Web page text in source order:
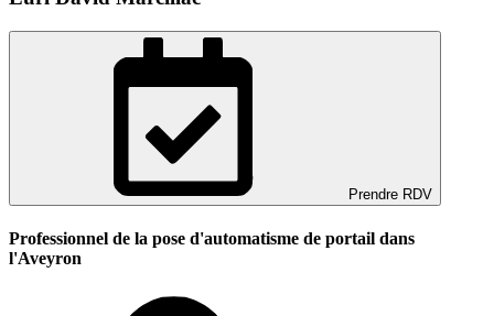
Prendre RDV
Professionnel de la pose d'automatisme de portail dans
l'Aveyron